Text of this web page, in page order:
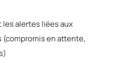
alertes liées aux
en attente,